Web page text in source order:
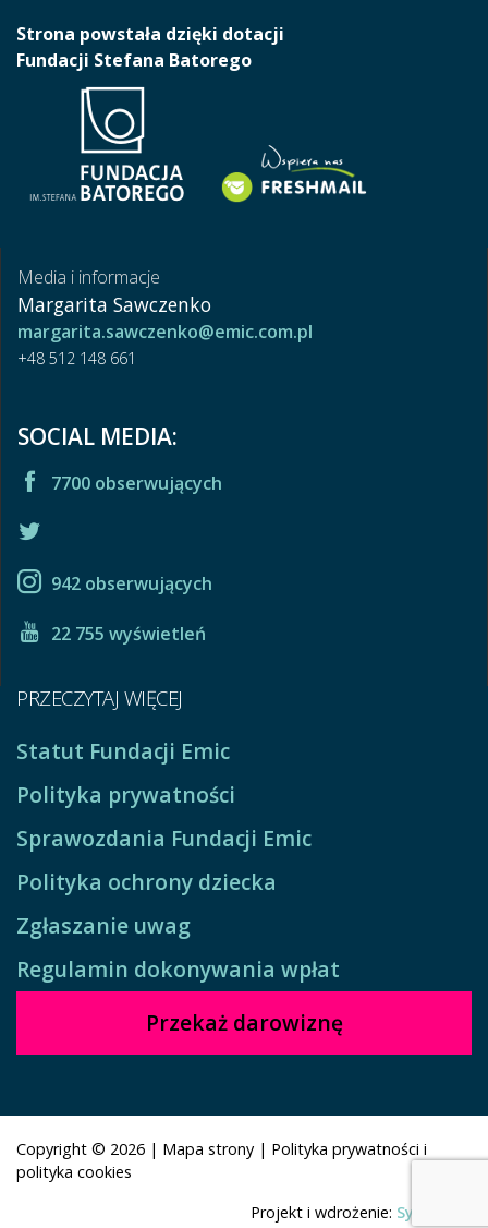
Strona powstała dzięki dotacji
Fundacji Stefana Batorego
Media i informacje
Margarita Sawczenko
margarita.sawczenko@emic.com.pl
+48 512 148 661
SOCIAL MEDIA:
7700 obserwujących
942 obserwujących
22 755 wyświetleń
PRZECZYTAJ WIĘCEJ
Statut Fundacji Emic
Polityka prywatności
Sprawozdania Fundacji Emic
Polityka ochrony dziecka
Zgłaszanie uwag
Regulamin dokonywania wpłat
Przekaż darowiznę
Copyright © 2026 | Mapa strony | Polityka prywatności i
polityka cookies
Projekt i wdrożenie: Symbioza